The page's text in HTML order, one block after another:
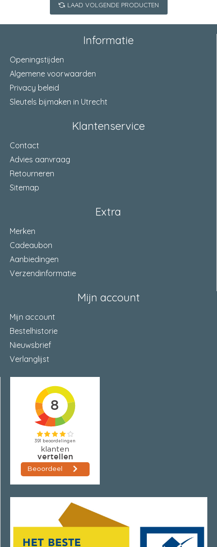
LAAD VOLGENDE PRODUCTEN
Informatie
Openingstijden
Algemene voorwaarden
Privacy beleid
Sleutels bijmaken in Utrecht
Klantenservice
Contact
Advies aanvraag
Retourneren
Sitemap
Extra
Merken
Cadeaubon
Aanbiedingen
Verzendinformatie
Mijn account
Mijn account
Bestelhistorie
Nieuwsbrief
Verlanglijst